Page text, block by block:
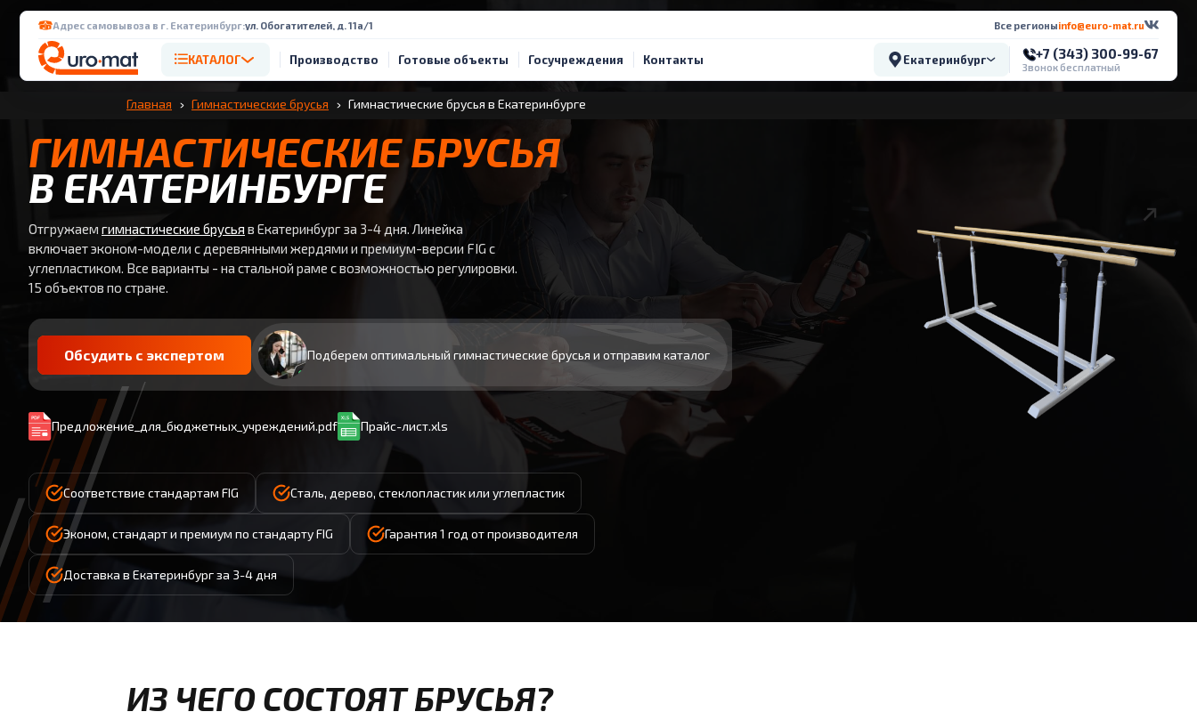
Адрес самовывоза в г. Екатеринбург:ул. Обогатителей, д. 11а/1 Все регионыinfo@euro-mat.ru
КАТАЛОГ Производство Готовые объекты Госучреждения Контакты Екатеринбург +7 (343) 300-99-67
Звонок бесплатный
Главная Гимнастические брусья Гимнастические брусья в Екатеринбурге
ГИМНАСТИЧЕСКИЕ БРУСЬЯ
В ЕКАТЕРИНБУРГЕ
Отгружаем гимнастические брусья в Екатеринбург за 3-4 дня. Линейка
включает эконом-модели с деревянными жердями и премиум-версии FIG с
углепластиком. Все варианты - на стальной раме с возможностью регулировки.
15 объектов по стране.
Обсудить с экспертом Подберем оптимальный гимнастические брусья и отправим каталог
Предложение_для_бюджетных_учреждений.pdf Прайс-лист.xls
Соответствие стандартам FIG Сталь, дерево, стеклопластик или углепластик
Эконом, стандарт и премиум по стандарту FIG Гарантия 1 год от производителя
Доставка в Екатеринбург за 3-4 дня
ИЗ ЧЕГО СОСТОЯТ БРУСЬЯ?